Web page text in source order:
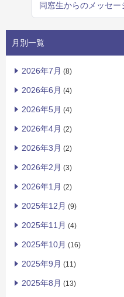
同窓生からのメッセー
月別一覧
2026年7月 (8)
2026年6月 (4)
2026年5月 (4)
2026年4月 (2)
2026年3月 (2)
2026年2月 (3)
2026年1月 (2)
2025年12月 (9)
2025年11月 (4)
2025年10月 (16)
2025年9月 (11)
2025年8月 (13)